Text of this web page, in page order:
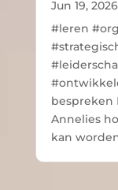
Jun 19, 2026
#leren
bespreken
Annelies
kan